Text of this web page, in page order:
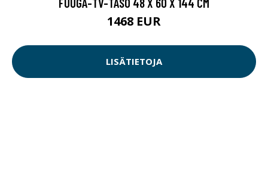
1468 EUR
LISÄTIETOJA